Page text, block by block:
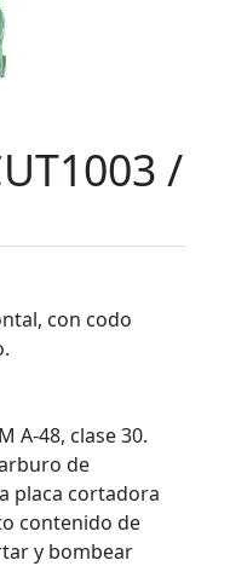
/
con codo
A-48, clase 30.
de
placa cortadora
contenido de
y bombear